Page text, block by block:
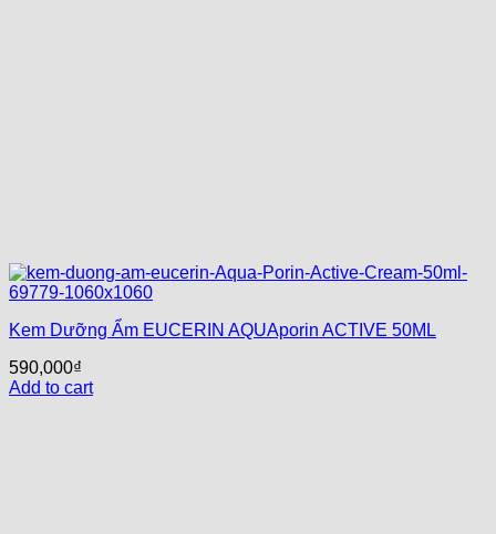
Kem Dưỡng Ẩm EUCERIN AQUAporin ACTIVE 50ML
590,000₫
Add to cart